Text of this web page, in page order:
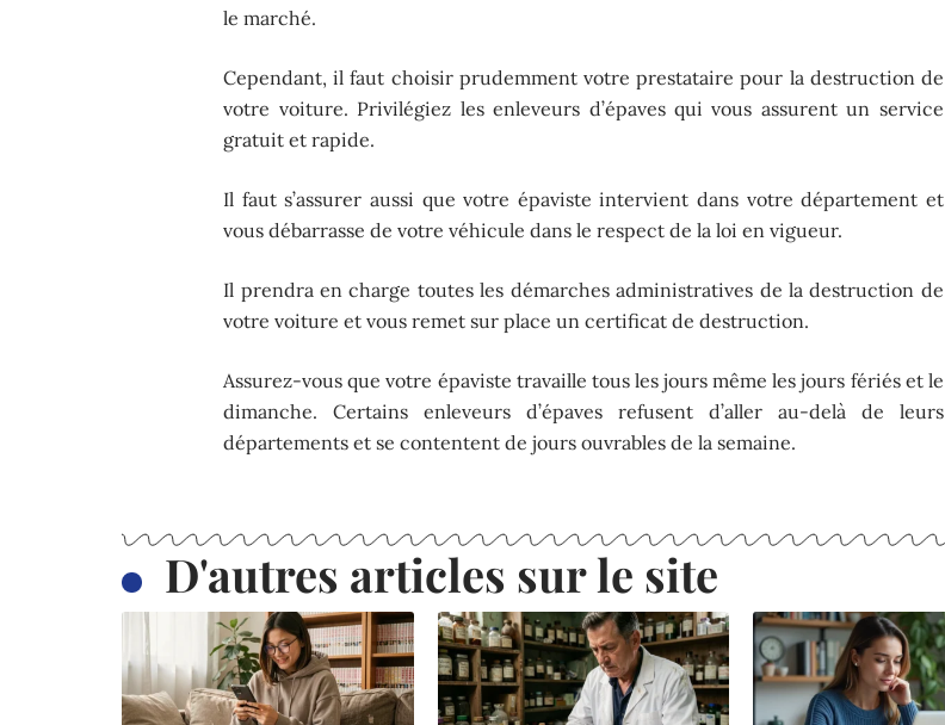
le marché.
Cependant, il faut choisir prudemment votre prestataire pour la destruction de
votre voiture. Privilégiez les enleveurs d’épaves qui vous assurent un service
gratuit et rapide.
Il faut s’assurer aussi que votre épaviste intervient dans votre département et
vous débarrasse de votre véhicule dans le respect de la loi en vigueur.
Il prendra en charge toutes les démarches administratives de la destruction de
votre voiture et vous remet sur place un certificat de destruction.
Assurez-vous que votre épaviste travaille tous les jours même les jours fériés et le
dimanche. Certains enleveurs d’épaves refusent d’aller au-delà de leurs
départements et se contentent de jours ouvrables de la semaine.
D'autres articles sur le site